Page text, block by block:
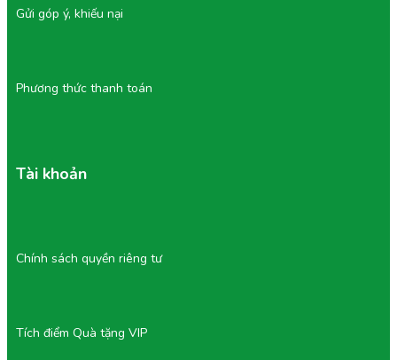
Tích điểm Quà tặng VIP
Chính sách quyền riêng tư
Tài khoản
Phương thức thanh toán
Gửi góp ý, khiếu nại